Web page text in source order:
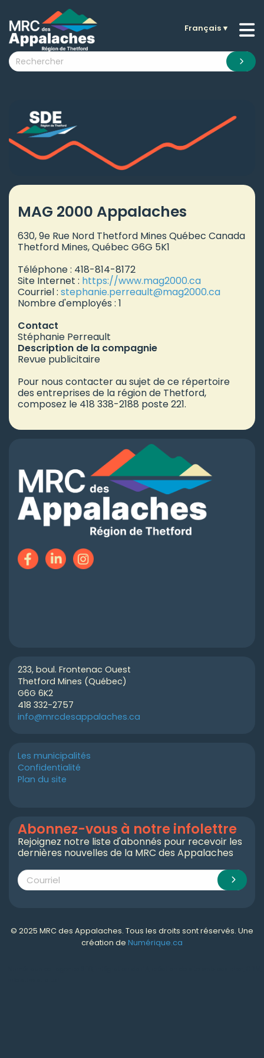
submenu (La MRC )
submenu (Citoyens )
submenu (Nouvelles )
submenu (Documentation )
Français▼
MAG 2000 Appalaches
630, 9e Rue Nord Thetford Mines Québec Canada
Thetford Mines, Québec G6G 5K1
Téléphone : 418-814-8172
Site Internet : https://www.mag2000.ca
Courriel : stephanie.perreault@mag2000.ca
Nombre d'employés : 1
Contact
Stéphanie Perreault
Description de la compagnie
Revue publicitaire
Pour nous contacter au sujet de ce répertoire
des entreprises de la région de Thetford,
composez le 418 338-2188 poste 221.
233, boul. Frontenac Ouest
Thetford Mines (Québec)
G6G 6K2
418 332-2757
info@mrcdesappalaches.ca
Les municipalités
Confidentialité
Plan du site
Abonnez-vous à notre infolettre
Rejoignez notre liste d'abonnés pour recevoir les
dernières nouvelles de la MRC des Appalaches
© 2025 MRC des Appalaches. Tous les droits sont réservés. Une
création de Numérique.ca